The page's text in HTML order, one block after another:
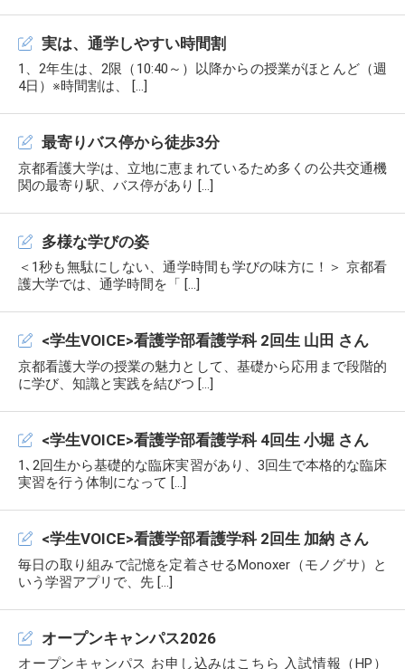
実は、通学しやすい時間割
1、2年生は、2限（10:40～）以降からの授業がほとんど（週
4日）※時間割は、 […]
最寄りバス停から徒歩3分
京都看護大学は、立地に恵まれているため多くの公共交通機
関の最寄り駅、バス停があり […]
多様な学びの姿
＜1秒も無駄にしない、通学時間も学びの味方に！＞ 京都看
護大学では、通学時間を「 […]
<学生VOICE>看護学部看護学科 2回生 山田 さん
京都看護大学の授業の魅力として、基礎から応用まで段階的
に学び、知識と実践を結びつ […]
<学生VOICE>看護学部看護学科 4回生 小堀 さん
1､2回生から基礎的な臨床実習があり、3回生で本格的な臨床
実習を行う体制になって […]
<学生VOICE>看護学部看護学科 2回生 加納 さん
毎日の取り組みで記憶を定着させるMonoxer（モノグサ）と
いう学習アプリで、先 […]
オープンキャンパス2026
オープンキャンパス お申し込みはこちら 入試情報（HP）